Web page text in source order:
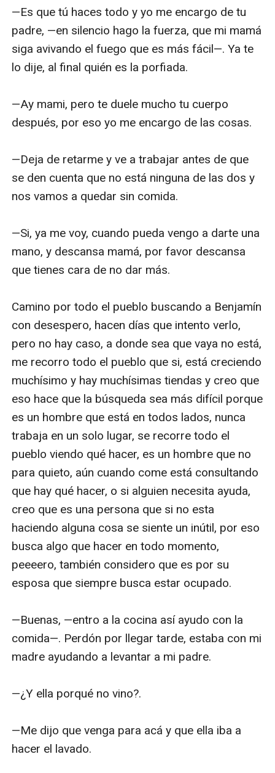
—Es que tú haces todo y yo me encargo de tu
padre, —en silencio hago la fuerza, que mi mamá
siga avivando el fuego que es más fácil—. Ya te
lo dije, al final quién es la porfiada.
—Ay mami, pero te duele mucho tu cuerpo
después, por eso yo me encargo de las cosas.
—Deja de retarme y ve a trabajar antes de que
se den cuenta que no está ninguna de las dos y
nos vamos a quedar sin comida.
—Si, ya me voy, cuando pueda vengo a darte una
mano, y descansa mamá, por favor descansa
que tienes cara de no dar más.
Camino por todo el pueblo buscando a Benjamín
con desespero, hacen días que intento verlo,
pero no hay caso, a donde sea que vaya no está,
me recorro todo el pueblo que si, está creciendo
muchísimo y hay muchísimas tiendas y creo que
eso hace que la búsqueda sea más difícil porque
es un hombre que está en todos lados, nunca
trabaja en un solo lugar, se recorre todo el
pueblo viendo qué hacer, es un hombre que no
para quieto, aún cuando come está consultando
que hay qué hacer, o si alguien necesita ayuda,
creo que es una persona que si no esta
haciendo alguna cosa se siente un inútil, por eso
busca algo que hacer en todo momento,
peeeero, también considero que es por su
esposa que siempre busca estar ocupado.
—Buenas, —entro a la cocina así ayudo con la
comida—. Perdón por llegar tarde, estaba con mi
madre ayudando a levantar a mi padre.
—¿Y ella porqué no vino?.
—Me dijo que venga para acá y que ella iba a
hacer el lavado.